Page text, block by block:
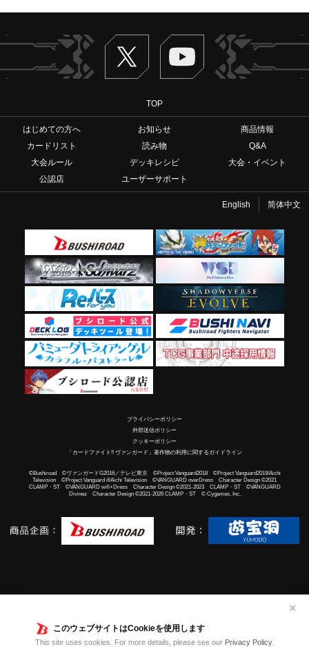
このウェブサイトはCookieを使用します
This site uses cookies. For more details, please see our Privacy Policy.
✕
Twitter ヴァンガードch
TOP
はじめての方へ お知らせ
商品情報
カードリスト
読み物
Q&A
大会ルール
デッキレシピ
大会・イベント
公認店
ユーザーサポート
English 简体中文
プライバシーポリシー
外部送信ポリシー
クッキーポリシー
「カードファイト!! ヴァンガード」著作物の利用に関するガイドライン
©Bushiroad ©ヴァンガードG2016／テレビ東京 ©Project Vanguard2018 ©Project Vanguard2019/Aichi
Television ©Project Vanguard if/Aichi Television ©VANGUARD overDress Character Design ©2021
CLAMP・ST ©VANGUARD will+Dress Character Design ©2021-2023 CLAMP・ST ©VANGUARD
Divinez Character Design ©2021-2026 CLAMP・ST © Cygames, Inc.